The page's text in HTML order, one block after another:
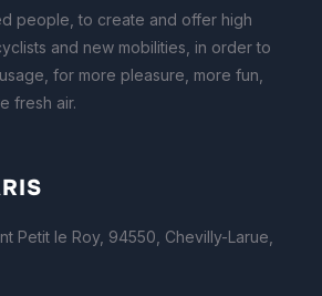
people, to create and offer high
and new mobilities, in order to
for more pleasure, more fun,
fresh air.
Petit le Roy, 94550, Chevilly-Larue,